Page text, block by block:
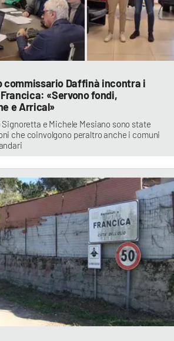
commissario Daffinà incontra i
«Servono fondi,
e Arrical»
e Michele Mesiano sono state
che coinvolgono peraltro anche i comuni